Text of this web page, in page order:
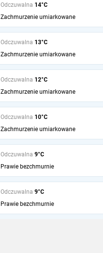
Odczuwalna 14°C
Zachmurzenie umiarkowane
Odczuwalna 13°C
Zachmurzenie umiarkowane
Odczuwalna 12°C
Zachmurzenie umiarkowane
Odczuwalna 10°C
Zachmurzenie umiarkowane
Odczuwalna 9°C
Prawie bezchmurnie
Odczuwalna 9°C
Prawie bezchmurnie